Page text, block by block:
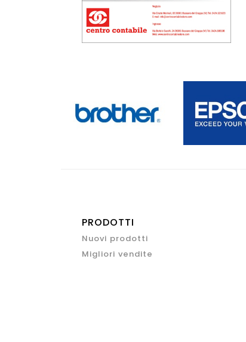
PRODOTTI
Nuovi prodotti
Migliori vendite